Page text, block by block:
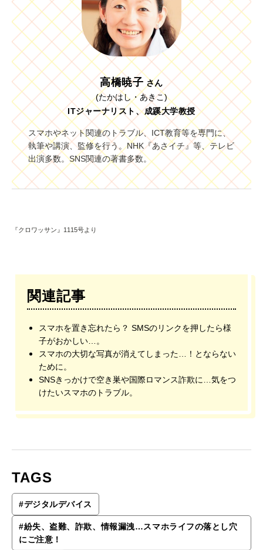
高橋暁子 さん
(たかはし・あきこ)
ITジャーナリスト、成蹊大学教授
スマホやネット関連のトラブル、ICT教育等を専門に、
執筆や講演、監修を行う。NHK『あさイチ』等、テレビ
出演多数。SNS関連の著書多数。
『クロワッサン』1115号より
関連記事
スマホを置き忘れたら？ SMSのリンクを押したら様
子がおかしい…。
スマホの大切な写真が消えてしまった…！とならない
ために。
SNSきっかけで空き巣や国際ロマンス詐欺に…気をつ
けたいスマホのトラブル。
TAGS
#デジタルデバイス
#紛失、盗難、詐欺、情報漏洩…スマホライフの落とし穴
にご注意！